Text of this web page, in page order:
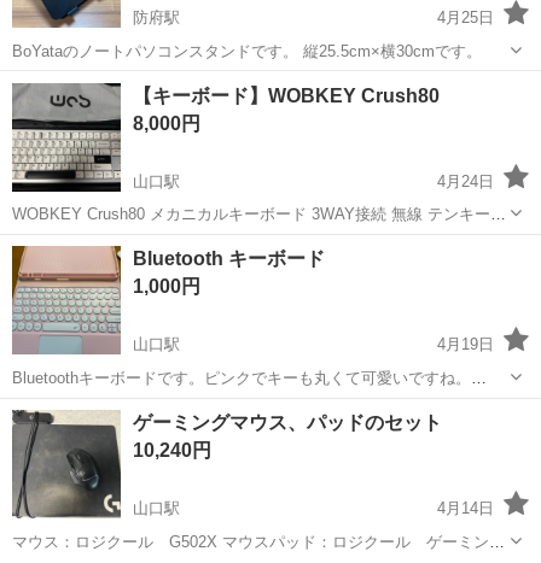
防府駅
4月25日
BoYataのノートパソコンスタンドです。 縦25.5cm×横30cmです。
山口 防府市 防府駅 周辺機器
【キーボード】WOBKEY Crush80
8,000円
山口駅
4月24日
WOBKEY Crush80 メカニカルキーボード 3WAY接続 無線 テンキーレ
ス TKL コンパクトサイズ 英字配列 ガスケットマウント RGB アルミ
合金製 簡単取り外しケース ホットスワップ VIA 国内正規品 (P...
山口 山口市 周辺機器 キーボード
Bluetooth キーボード
1,000円
山口駅
4月19日
Bluetoothキーボードです。ピンクでキーも丸くて可愛いですね。
iPad6世代とiPad mini6で接続確認していますが、Bluetooth対応のiPad
なら大丈夫だとは思います。 充電はタイプcです。 EISUIY...
山口 山口市 周辺機器 Bluetooth
ゲーミングマウス、パッドのセット
10,240円
山口駅
4月14日
マウス：ロジクール G502X マウスパッド：ロジクール ゲーミング